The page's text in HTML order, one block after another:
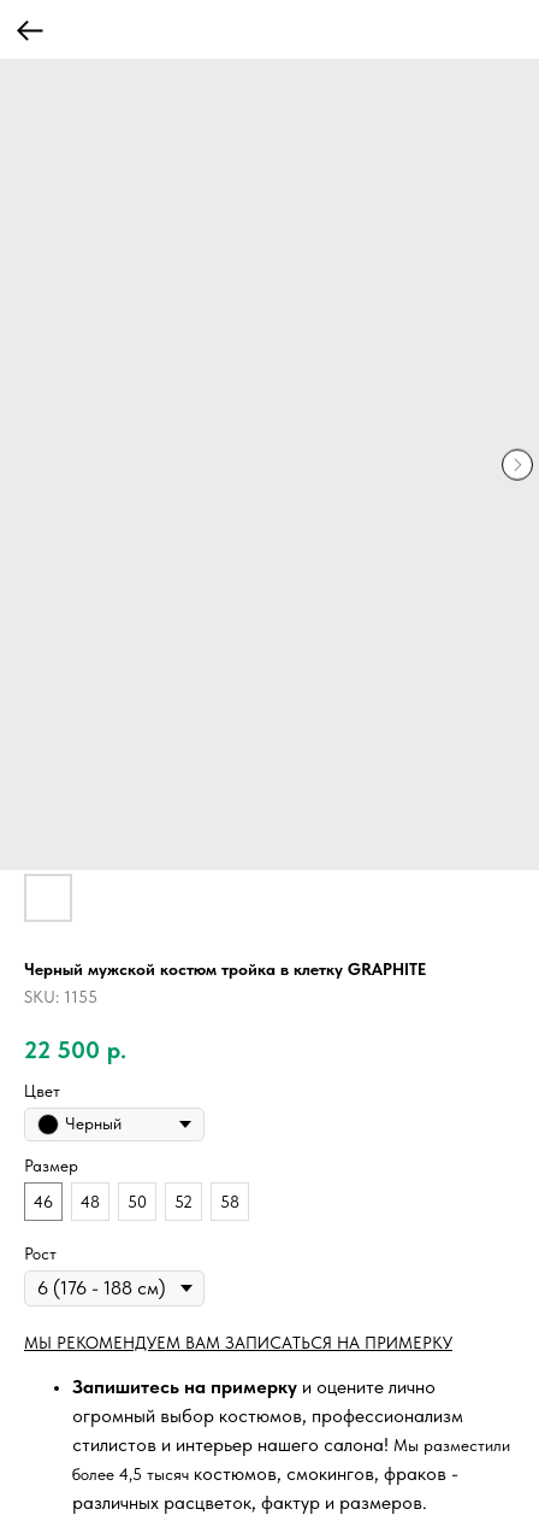
Черный мужской костюм тройка в клетку GRAPHITE
SKU: 1155
22 500 р.
Цвет
Черный
Размер
46
48 50 52 58
Рост
МЫ РЕКОМЕНДУЕМ ВАМ ЗАПИСАТЬСЯ НА ПРИМЕРКУ
Запишитесь на примерку и оцените лично
огромный выбор костюмов, профессионализм
стилистов и интерьер нашего салона! Мы разместили
более 4,5 тысяч костюмов, смокингов, фраков -
различных расцветок, фактур и размеров.